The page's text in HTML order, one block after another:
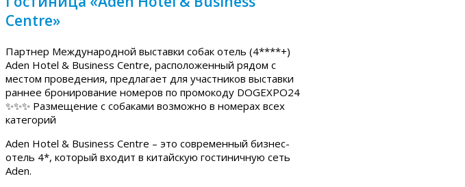
Centre»
Партнер Международной выставки собак отель (4****+)
Aden Hotel & Business Centre, расположенный рядом с
местом проведения, предлагает для участников выставки
раннее бронирование номеров по промокоду DOGEXPO24
✨✨✨ Размещение с собаками возможно в номерах всех
категорий
Aden Hotel & Business Centre – это современный бизнес-
отель 4*, который входит в китайскую гостиничную сеть
Aden.